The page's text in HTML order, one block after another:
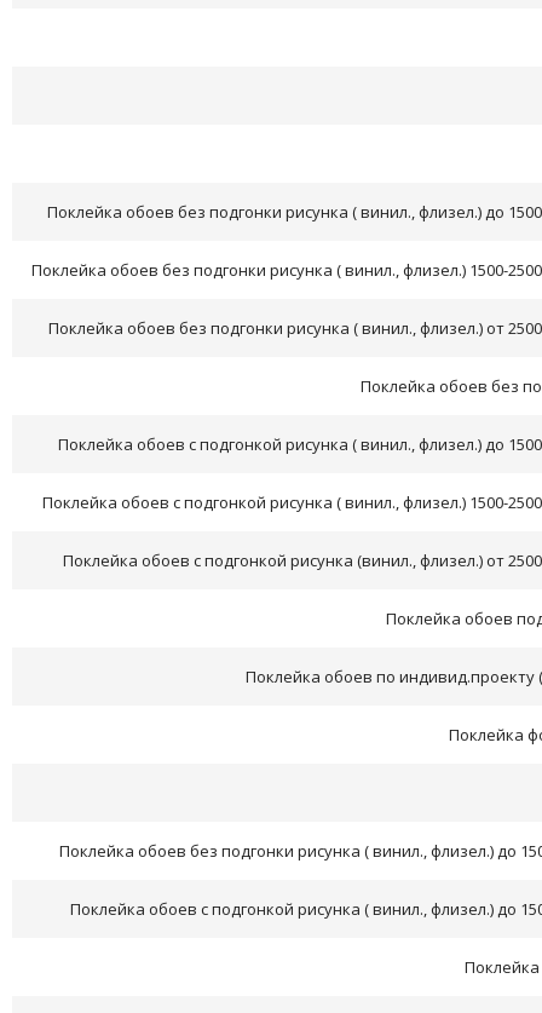
Поклейка обоев без подгонки рисунка ( винил., флизел.) до
Поклейка обоев без подгонки рисунка ( винил., флизел.) 1500-
Поклейка обоев без подгонки рисунка ( винил., флизел.) от
Поклейка обоев без
Поклейка обоев с подгонкой рисунка ( винил., флизел.) до
Поклейка обоев с подгонкой рисунка ( винил., флизел.) 1500-
Поклейка обоев с подгонкой рисунка (винил., флизел.) от
Поклейка обоев
Поклейка обоев по
Поклейка
Поклейка обоев без подгонки рисунка ( винил., флизел.) до
Поклейка обоев с подгонкой рисунка ( винил., флизел.) до
Поклейка